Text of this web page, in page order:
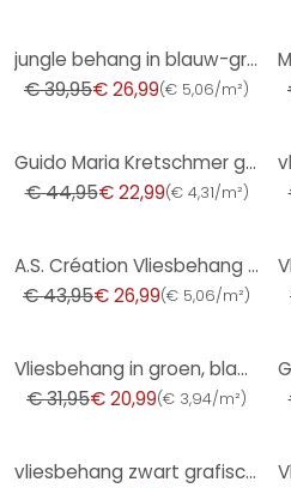
jungle behang in blauw-grijs - vliesbehang met tropische flair
€ 39,95€ 26,99(€ 5,06/m²)
Guido Maria Kretschmer grafisch behang Waves of Light Fashion for Walls 5 beige
€ 44,95€ 22,99(€ 4,31/m²)
A.S. Création Vliesbehang The BOS - Battle of Style Jungle Look Wit, Groen, Rood, Beige
€ 43,95€ 26,99(€ 5,06/m²)
Vliesbehang in groen, bladmotief bladlook bloemige natuur
€ 31,95€ 20,99(€ 3,94/m²)
vliesbehang zwart grafisch voor woonkamer slaapkamer behang marburg